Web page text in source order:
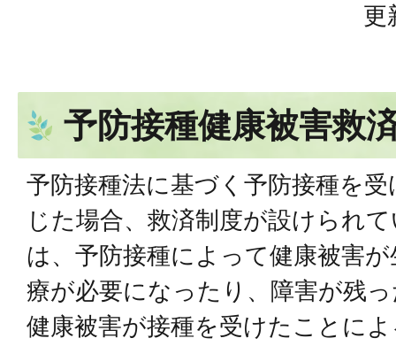
更
予防接種健康被害救
予防接種法に基づく予防接種を
じた場合、救済制度が設けられ
は、予防接種によって健康被害
療が必要になったり、障害が残
健康被害が接種を受けたことに